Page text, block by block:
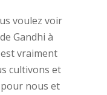
voulez voir
Gandhi à
vraiment
cultivons et
nous et